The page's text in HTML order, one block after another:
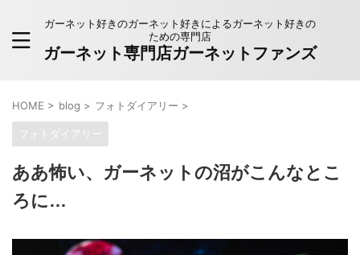
ガーネット好きのガーネット好きによるガーネット好きの
ための専門店
ガーネット専門店ガーネットファンズ
HOME > blog > フォトダイアリー >
フォトダイアリー
ああ怖い、ガーネットの沼がこんなとこ
ろに…